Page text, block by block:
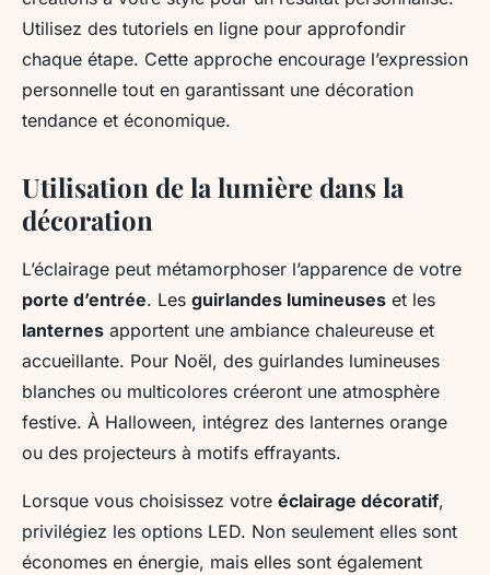
Utilisez des tutoriels en ligne pour approfondir
chaque étape. Cette approche encourage l’expression
personnelle tout en garantissant une décoration
tendance et économique.
Utilisation de la lumière dans la
décoration
L’éclairage peut métamorphoser l’apparence de votre
porte d’entrée. Les guirlandes lumineuses et les
lanternes apportent une ambiance chaleureuse et
accueillante. Pour Noël, des guirlandes lumineuses
blanches ou multicolores créeront une atmosphère
festive. À Halloween, intégrez des lanternes orange
ou des projecteurs à motifs effrayants.
Lorsque vous choisissez votre éclairage décoratif,
privilégiez les options LED. Non seulement elles sont
économes en énergie, mais elles sont également